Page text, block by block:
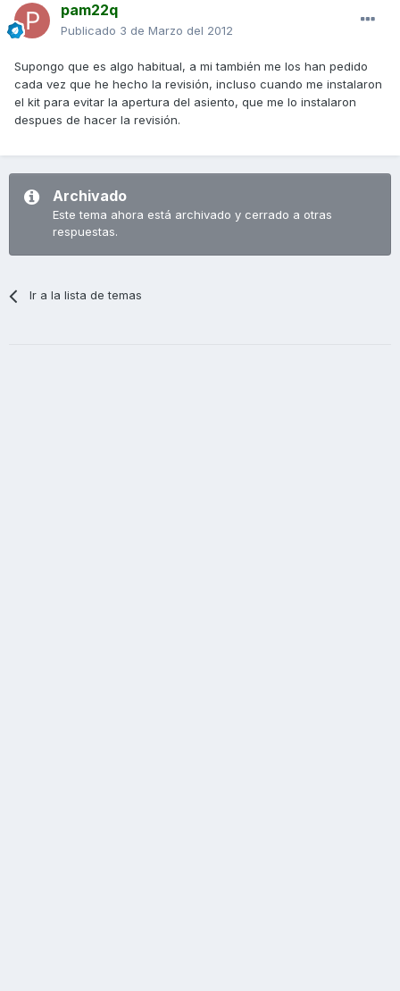
pam22q
Publicado 3 de Marzo del 2012
Supongo que es algo habitual, a mi también me los han pedido
cada vez que he hecho la revisión, incluso cuando me instalaron
el kit para evitar la apertura del asiento, que me lo instalaron
despues de hacer la revisión.
Archivado
Este tema ahora está archivado y cerrado a otras
respuestas.
Ir a la lista de temas